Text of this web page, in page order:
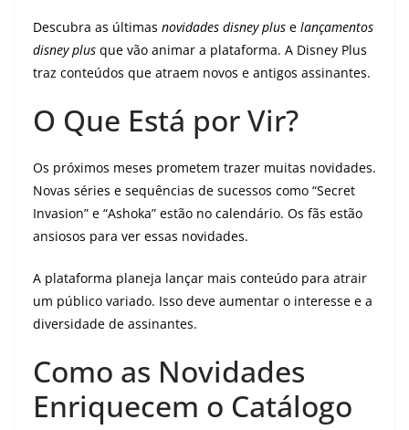
Descubra as últimas novidades disney plus e lançamentos
disney plus que vão animar a plataforma. A Disney Plus
traz conteúdos que atraem novos e antigos assinantes.
O Que Está por Vir?
Os próximos meses prometem trazer muitas novidades.
Novas séries e sequências de sucessos como “Secret
Invasion” e “Ashoka” estão no calendário. Os fãs estão
ansiosos para ver essas novidades.
A plataforma planeja lançar mais conteúdo para atrair
um público variado. Isso deve aumentar o interesse e a
diversidade de assinantes.
Como as Novidades
Enriquecem o Catálogo